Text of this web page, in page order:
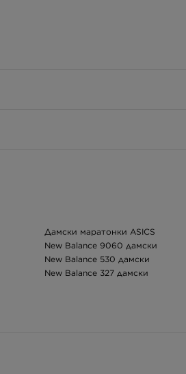
Дамски маратонки ASICS
New Balance 9060 дамски
New Balance 530 дамски
New Balance 327 дамски